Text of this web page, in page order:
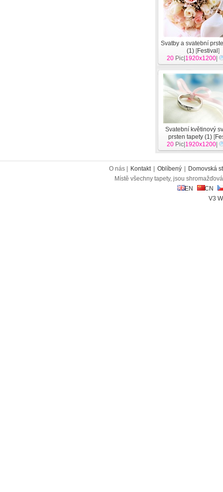
Svatby a svatební
(1) [Festival ]
20 Pic| 1920x1200
Svatební květinový
prsten tapety (1) [
20 Pic| 1920x1200
O nás | Kontakt Oblíbený
Domovská
Místě všechny tapety, jsou
EN
CN
V3